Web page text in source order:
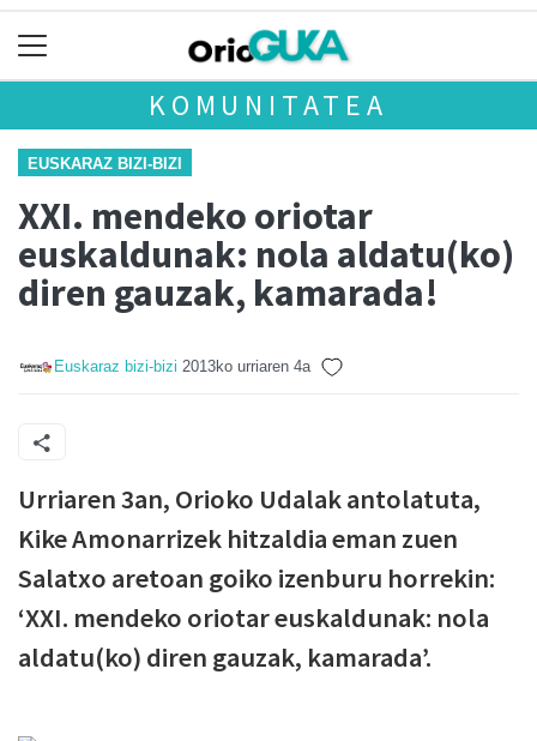
KOMUNITATEA
EUSKARAZ BIZI-BIZI
XXI. mendeko oriotar
euskaldunak: nola aldatu(ko)
diren gauzak, kamarada!
Euskaraz bizi-bizi 2013ko urriaren 4a
Urriaren 3an, Orioko Udalak antolatuta,
Kike Amonarrizek hitzaldia eman zuen
Salatxo aretoan goiko izenburu horrekin:
‘XXI. mendeko oriotar euskaldunak: nola
aldatu(ko) diren gauzak, kamarada’.